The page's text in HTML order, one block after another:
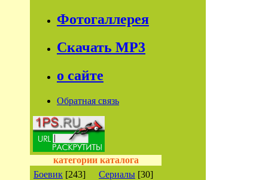
Фотогаллерея
Скачать МР3
о сайте
Обратная связь
категории каталога
Боевик [243] Сериалы [30]